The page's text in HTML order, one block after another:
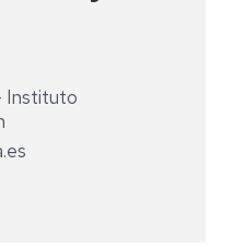
Instituto